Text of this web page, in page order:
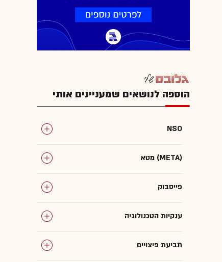
הוספה לנושאים שמעניינים אותי
NSO
מטא (META)
פייסבוק
ענקיות הטכנולוגיה
תביעת פיצויים